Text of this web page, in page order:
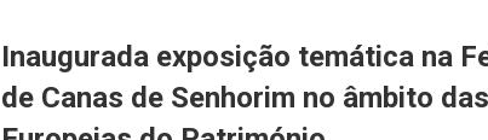
Inaugurada exposição temática na
de Canas de Senhorim no âmbito